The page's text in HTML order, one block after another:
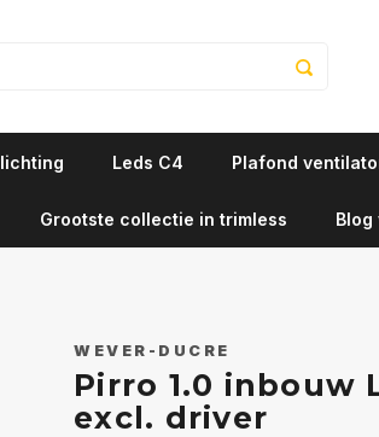
Leds C4 Plafond
Grootste collectie in trimless Blog
WEVER-DUCRE
Pirro 1.0 inbouw
excl. driver